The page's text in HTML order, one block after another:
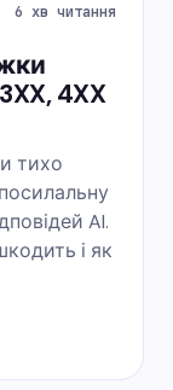
6 хв читання
4XX
тихо
AI.
і як